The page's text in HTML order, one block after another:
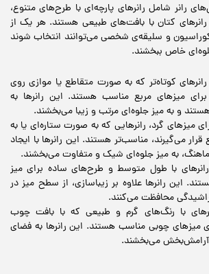
رانر شامل رانرهای پارچه‌ای با طرح‌های متنوع،
کتان با بافت‌های طبیعی هستند. هر یک از
و سلیقه‌ی شخصی می‌توانند انتخاب شوند
خاص ببخشند.
رانرهای کوتاه‌تر که به صورت متقاطع یا موازی روی
برای میزهای مربع مناسب هستند. این رانرها به
و به میز جلوه‌ای مرتب و زیبا می‌بخشند.
میزهای گرد، رانرهایی که به صورت ستاره‌ای یا به
می‌گیرند، مناسب‌تر هستند. این رانرها با ایجاد
به میز جلوه‌ای شیک و متفاوت می‌بخشند.
رانرهای با طول متوسط و طرح‌های ساده برای میز
این رانرها علاوه بر زیباسازی، از سطح میز در
محافظت می‌کنند.
با رنگ‌های گرم و طبیعی که با بافت چوب
میزهای چوبی مناسب هستند. این رانرها به فضای
می‌بخشند.